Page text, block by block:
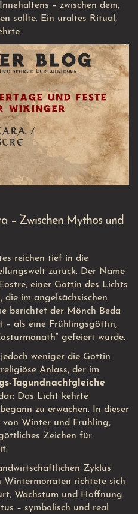
– zwischen dem,
sollte. Ein uraltes Ritual,
– Zwischen Mythos und
reichen tief in die
zurück. Der Name
einer Göttin des Lichts
im angelsächsischen
berichtet der Mönch Beda
– als eine Frühlingsgöttin,
gefeiert wurde.
weniger die Göttin
Anlass, der im
Tagundnachtgleiche
Das Licht kehrte
zu erwachen. In dieser
von Winter und Frühling,
Zeichen für
Zyklus
Wintermonaten richtete sich
Wachstum und Hoffnung.
– symbolisch und real